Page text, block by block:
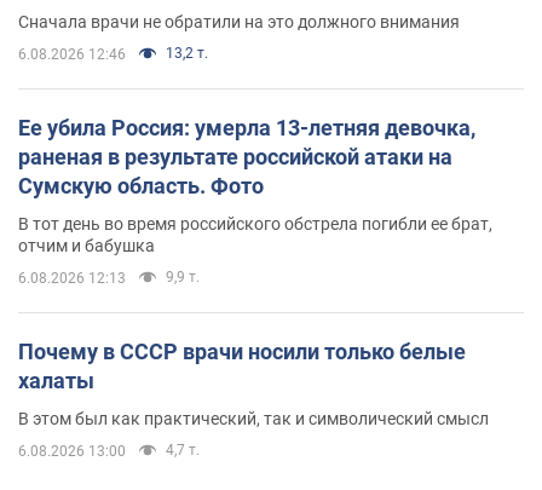
Сначала врачи не обратили на это должного внимания
6.08.2026 12:46 13,2 т.
Ее убила Россия: умерла 13-летняя девочка,
раненая в результате российской атаки на
Сумскую область. Фото
В тот день во время российского обстрела погибли ее брат,
отчим и бабушка
6.08.2026 12:13 9,9 т.
Почему в СССР врачи носили только белые
халаты
В этом был как практический, так и символический смысл
6.08.2026 13:00 4,7 т.